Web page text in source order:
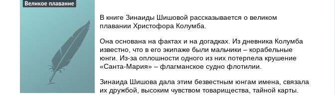
В книге Зинаиды Шишовой рассказывается о великом
плавании Христофора Колумба.
Она основана на фактах и на догадках. Из дневника Колумба
известно, что в его экипаже были мальчики – корабельные
юнги. Из-за оплошности одного из них потерпела крушение
«Санта-Мария» – флагманское судно флотилии.
Зинаида Шишова дала этим безвестным юнгам имена, связала
их дружбой, высоким чувством товарищества, тайной карты.